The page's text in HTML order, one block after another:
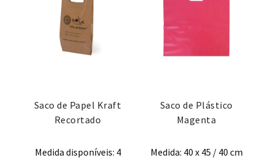
Saco de Papel Kraft
Recortado
Medida disponíveis: 4
Saco de Plástico
Magenta
Medida: 40 x 45 / 40 cm